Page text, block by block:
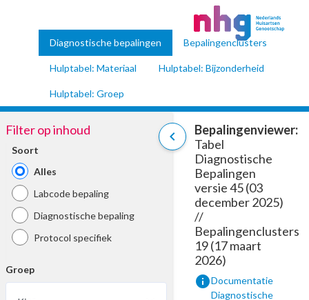
Diagnostische bepalingen Bepalingenclusters
Hulptabel: Materiaal Hulptabel: Bijzonderheid
Hulptabel: Groep
chevron_left
Filter op inhoud
Soort
Alles
Labcode bepaling
Diagnostische bepaling
Protocol specifiek
Groep
Bepalingenviewer:
Tabel
Diagnostische
Bepalingen
versie 45 (03
december 2025)
//
Bepalingenclusters
19 (17 maart
2026)
infoDocumentatie
Diagnostische